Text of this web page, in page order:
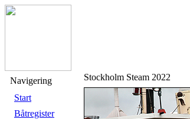
Navigering
Start
Båtregister
Stockholm Steam 2022